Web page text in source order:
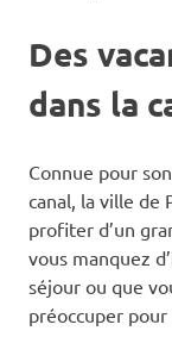
Des
dans la
Connue pour
canal, la ville de
profiter d’un
vous manquez
séjour ou que
préoccuper